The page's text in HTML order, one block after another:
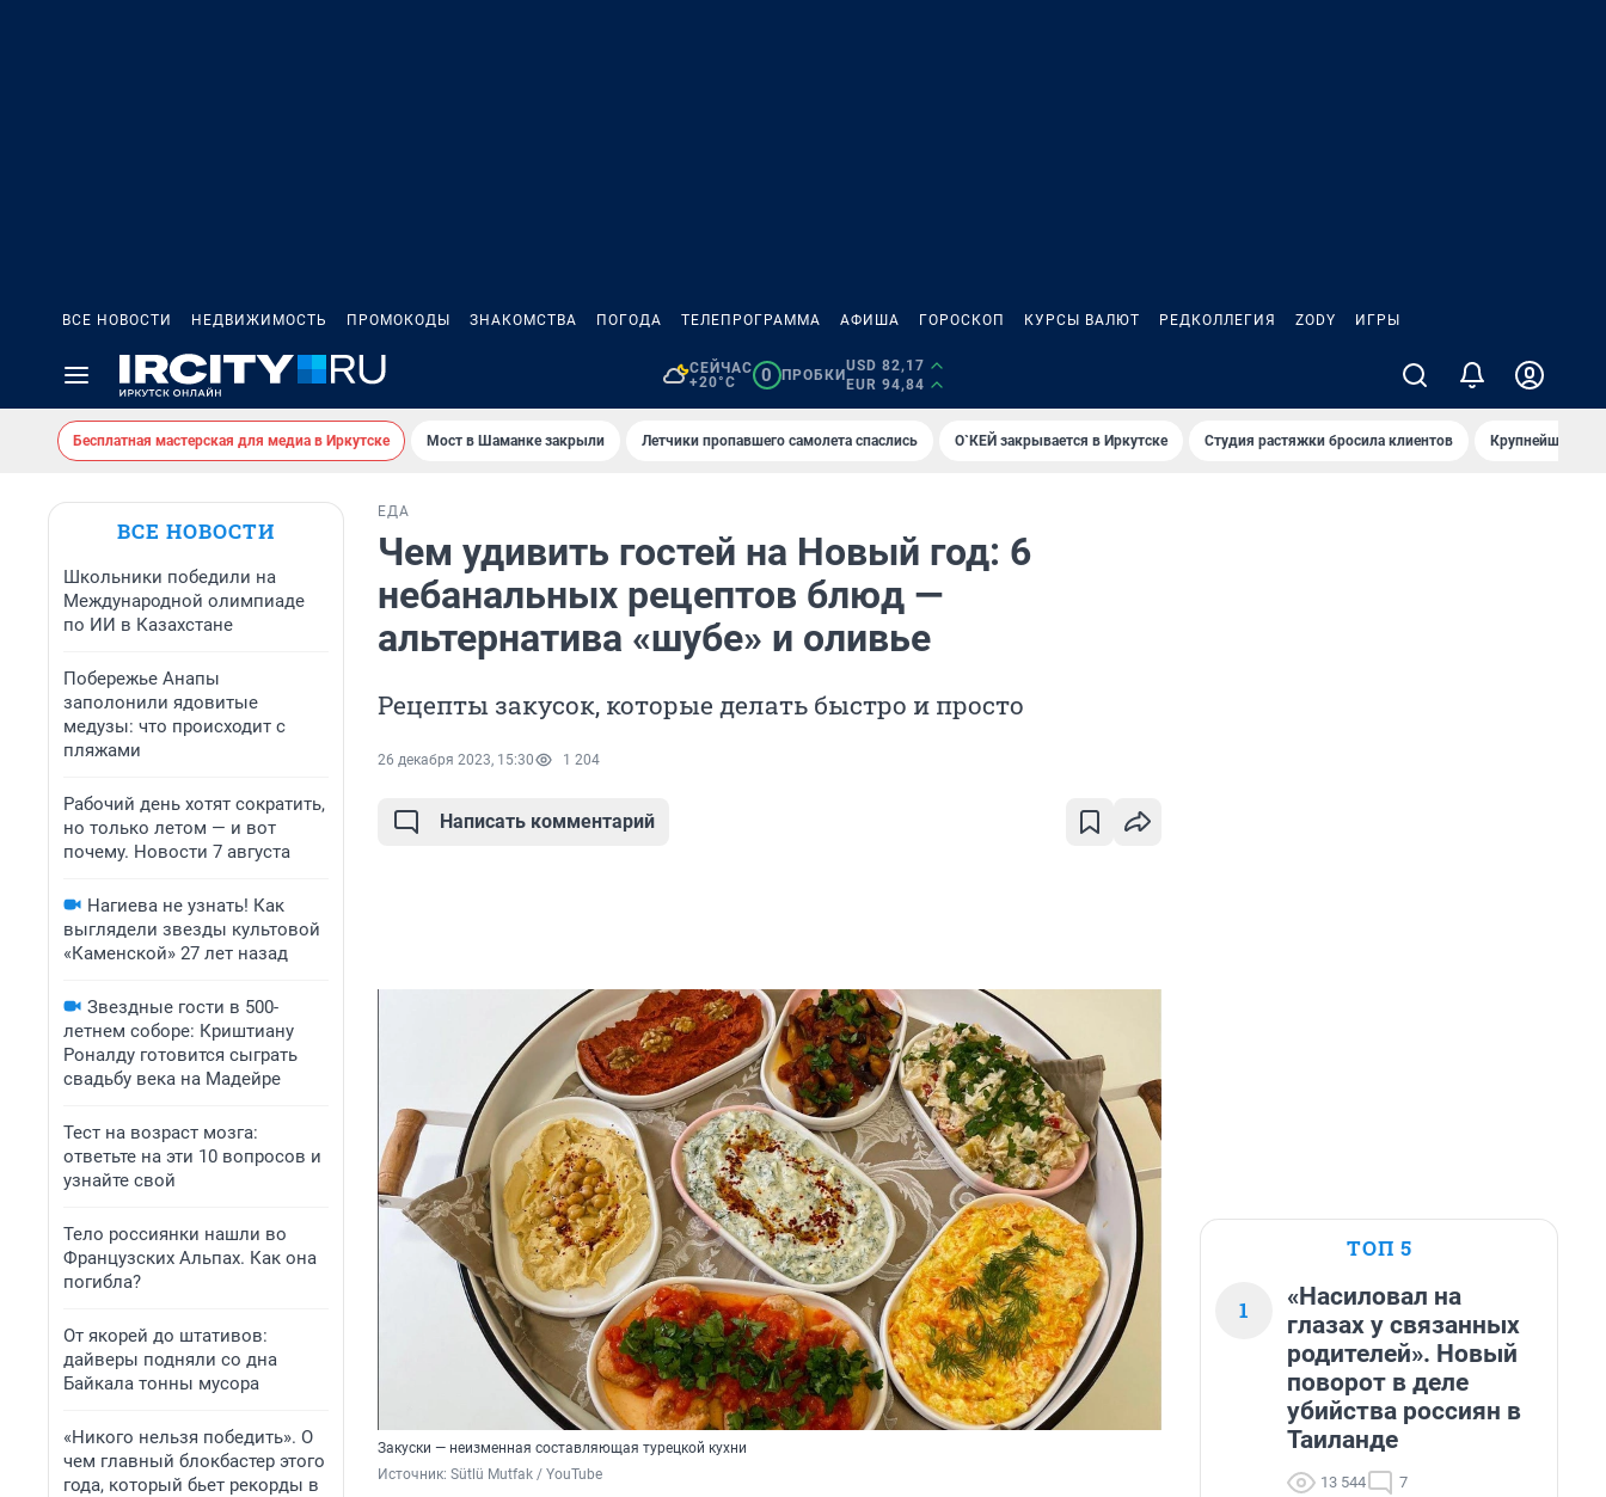
ВСЕ НОВОСТИ НЕДВИЖИМОСТЬ ПРОМОКОДЫ ЗНАКОМСТВА ПОГОДА ТЕЛЕПРОГРАММА АФИША ГОРОСКОП КУРСЫ ВАЛЮТ РЕДКОЛЛЕГИЯ ZODY ИГРЫ
СЕЙЧАС
+20°C
0 ПРОБКИ
USD 82,17
EUR 94,84
Бесплатная мастерская для медиа в Иркутске Мост в Шаманке закрыли Летчики пропавшего самолета спаслись О`КЕЙ закрывается в Иркутске Студия растяжки бросила клиентов Крупнейшие
ВСЕ НОВОСТИ
Школьники победили на
Международной олимпиаде
по ИИ в Казахстане
Побережье Анапы
заполонили ядовитые
медузы: что происходит с
пляжами
Рабочий день хотят сократить,
но только летом — и вот
почему. Новости 7 августа
Нагиева не узнать! Как
выглядели звезды культовой
«Каменской» 27 лет назад
Звездные гости в 500-
летнем соборе: Криштиану
Роналду готовится сыграть
свадьбу века на Мадейре
Тест на возраст мозга:
ответьте на эти 10 вопросов и
узнайте свой
Тело россиянки нашли во
Французских Альпах. Как она
погибла?
От якорей до штативов:
дайверы подняли со дна
Байкала тонны мусора
«Никого нельзя победить». О
чем главный блокбастер этого
года, который бьет рекорды в
ЕДА
Чем удивить гостей на Новый год: 6
небанальных рецептов блюд —
альтернатива «шубе» и оливье
Рецепты закусок, которые делать быстро и просто
26 декабря 2023, 15:30 1 204
Написать комментарий
Закуски — неизменная составляющая турецкой кухни
Источник: Sütlü Mutfak / YouTube
ТОП 5
1
«Насиловал на
глазах у связанных
родителей». Новый
поворот в деле
убийства россиян в
Таиланде
13 544 7